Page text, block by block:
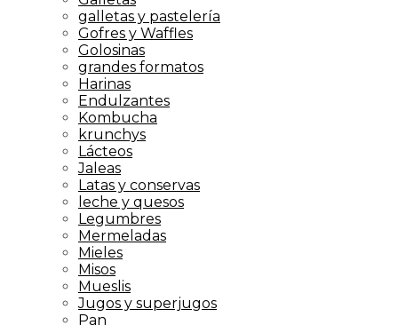
galletas y pastelería
Gofres y Waffles
Golosinas
grandes formatos
Harinas
Endulzantes
Kombucha
krunchys
Lácteos
Jaleas
Latas y conservas
leche y quesos
Legumbres
Mermeladas
Mieles
Misos
Mueslis
Jugos y superjugos
Pan